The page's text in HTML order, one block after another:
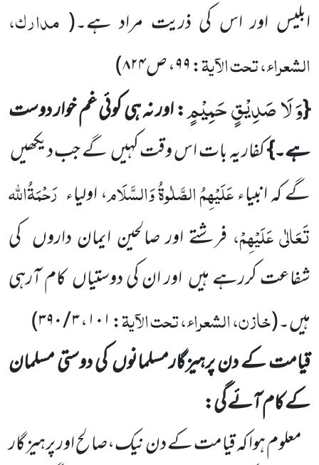
ابلیس اور اس کی ذریت مراد ہے۔( مدارک،
الشعراء، تحت الآیۃ:۹۹، ص۸۲۴)
{وَ لَا صَدِیْقٍ حَمِیْمٍ: اور نہ ہی کوئی غم خوار دوست
ہے۔}کفار یہ بات اس وقت کہیںگے جب دیکھیں
گے کہ انبیاءعَلَیْہِمُالصَّلٰوۃُ وَالسَّلَام،اولیاء رَحْمَۃُاللہ
تَعَالٰی عَلَیْہِمْ، فرشتے اور صالحین ایمان داروں کی
شفاعت کررہے ہیںاور ان کیدوستیاںکام آرہی
ہیں۔(خازن، الشعراء، تحت الآیۃ:۱۰۱،۳ / ۳۹۰
)
قیامت کے دن پرہیزگارمسلمانوںکی دوستی مسلمان
کے کام آئے گی:
معلوم ہوا کہ قیامت کے دن نیک،صالح اور پرہیز گار